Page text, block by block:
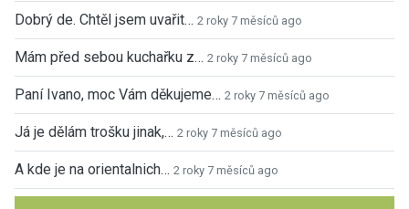
Dobrý de. Chtěl jsem uvařit… 2 roky 7 měsíců ago
Mám před sebou kuchařku z… 2 roky 7 měsíců ago
Paní Ivano, moc Vám děkujeme… 2 roky 7 měsíců ago
Já je dělám trošku jinak,… 2 roky 7 měsíců ago
A kde je na orientalnich… 2 roky 7 měsíců ago